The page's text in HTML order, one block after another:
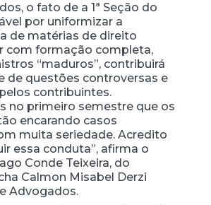
o fato de a 1ª Seção do
por uniformizar a
de matérias de direito
com formação completa,
“maduros”, contribuirá
de questões controversas e
contribuintes.
no primeiro semestre que os
encarando casos
muita seriedade. Acredito
essa conduta”, afirma o
Conde Teixeira, do
Calmon Misabel Derzi
Advogados.